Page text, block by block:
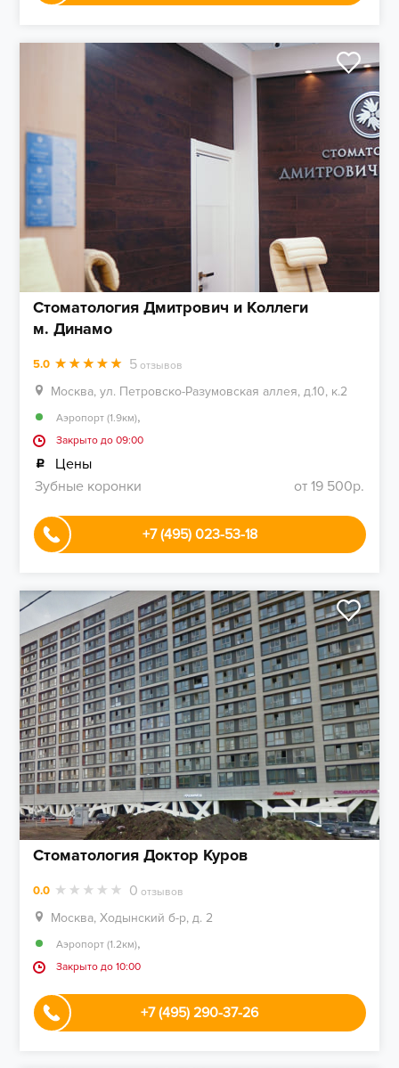
Стоматология Дмитрович и Коллеги
м. Динамо
5.0 5 отзывов
Москва, ул. Петровско-Разумовская аллея, д.10, к.2
Аэропорт (1.9км),
Закрыто до 09:00
Цены
Зубные коронки
от 19 500р.
+7 (495) 023-53-18
Стоматология Доктор Куров
0.0 0 отзывов
Москва, Ходынский б-р, д. 2
Аэропорт (1.2км),
Закрыто до 10:00
+7 (495) 290-37-26